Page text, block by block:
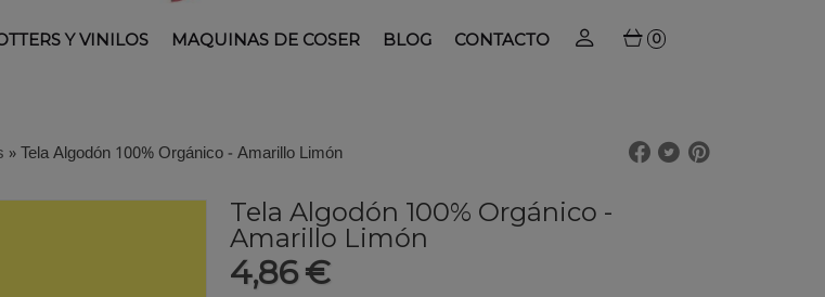
Y VINILOS MAQUINAS DE COSER BLOG CONTACTO 0
»Tela Algodón 100% Orgánico - Amarillo Limón
Tela Algodón 100% Orgánico -
Amarillo Limón
4,86 €